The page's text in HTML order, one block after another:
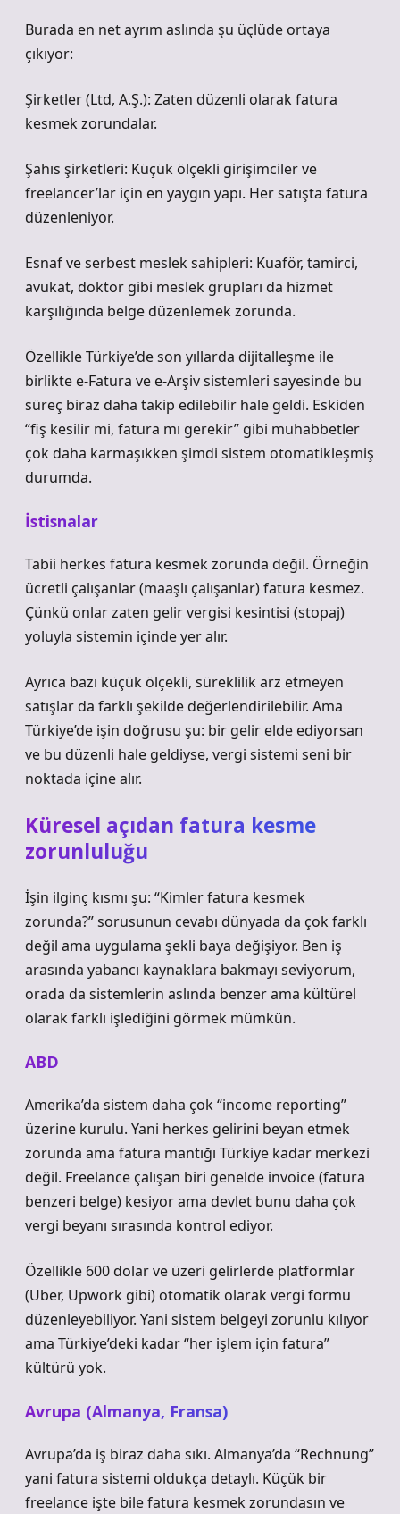
Burada en net ayrım aslında şu üçlüde ortaya
çıkıyor:
Şirketler (Ltd, A.Ş.): Zaten düzenli olarak fatura
kesmek zorundalar.
Şahıs şirketleri: Küçük ölçekli girişimciler ve
freelancer’lar için en yaygın yapı. Her satışta fatura
düzenleniyor.
Esnaf ve serbest meslek sahipleri: Kuaför, tamirci,
avukat, doktor gibi meslek grupları da hizmet
karşılığında belge düzenlemek zorunda.
Özellikle Türkiye’de son yıllarda dijitalleşme ile
birlikte e-Fatura ve e-Arşiv sistemleri sayesinde bu
süreç biraz daha takip edilebilir hale geldi. Eskiden
“fiş kesilir mi, fatura mı gerekir” gibi muhabbetler
çok daha karmaşıkken şimdi sistem otomatikleşmiş
durumda.
İstisnalar
Tabii herkes fatura kesmek zorunda değil. Örneğin
ücretli çalışanlar (maaşlı çalışanlar) fatura kesmez.
Çünkü onlar zaten gelir vergisi kesintisi (stopaj)
yoluyla sistemin içinde yer alır.
Ayrıca bazı küçük ölçekli, süreklilik arz etmeyen
satışlar da farklı şekilde değerlendirilebilir. Ama
Türkiye’de işin doğrusu şu: bir gelir elde ediyorsan
ve bu düzenli hale geldiyse, vergi sistemi seni bir
noktada içine alır.
Küresel açıdan fatura kesme
zorunluluğu
İşin ilginç kısmı şu: “Kimler fatura kesmek
zorunda?” sorusunun cevabı dünyada da çok farklı
değil ama uygulama şekli baya değişiyor. Ben iş
arasında yabancı kaynaklara bakmayı seviyorum,
orada da sistemlerin aslında benzer ama kültürel
olarak farklı işlediğini görmek mümkün.
ABD
Amerika’da sistem daha çok “income reporting”
üzerine kurulu. Yani herkes gelirini beyan etmek
zorunda ama fatura mantığı Türkiye kadar merkezi
değil. Freelance çalışan biri genelde invoice (fatura
benzeri belge) kesiyor ama devlet bunu daha çok
vergi beyanı sırasında kontrol ediyor.
Özellikle 600 dolar ve üzeri gelirlerde platformlar
(Uber, Upwork gibi) otomatik olarak vergi formu
düzenleyebiliyor. Yani sistem belgeyi zorunlu kılıyor
ama Türkiye’deki kadar “her işlem için fatura”
kültürü yok.
Avrupa (Almanya, Fransa)
Avrupa’da iş biraz daha sıkı. Almanya’da “Rechnung”
yani fatura sistemi oldukça detaylı. Küçük bir
freelance işte bile fatura kesmek zorundasın ve